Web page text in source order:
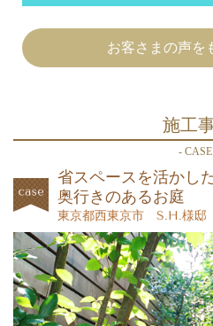
お客さまの声を
施工
-
省スペースを活かし
奥行きのあるお庭
東京都西東京市 S.H.様邸